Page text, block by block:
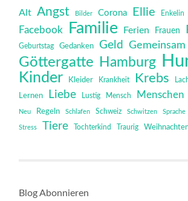
Alt Angst Bilder Corona Ellie Enkelin
Facebook Familie Ferien Frauen
Geburtstag Gedanken Geld Gemeinsam
Göttergatte Hamburg
Kinder Kleider Krankheit Krebs
Lernen Liebe Lustig Mensch Menschen
Neu Regeln Schlafen Schweiz Schwitzen Sprache
Stress Tiere Tochterkind Traurig
Blog Abonnieren